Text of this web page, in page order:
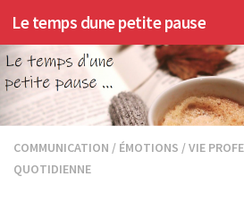
Skip to content
Le temps dune petite pause
COMMUNICATION / ÉMOTIONS /VIE
QUOTIDIENNE